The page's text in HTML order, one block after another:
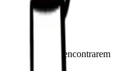
para tutores encontrarem